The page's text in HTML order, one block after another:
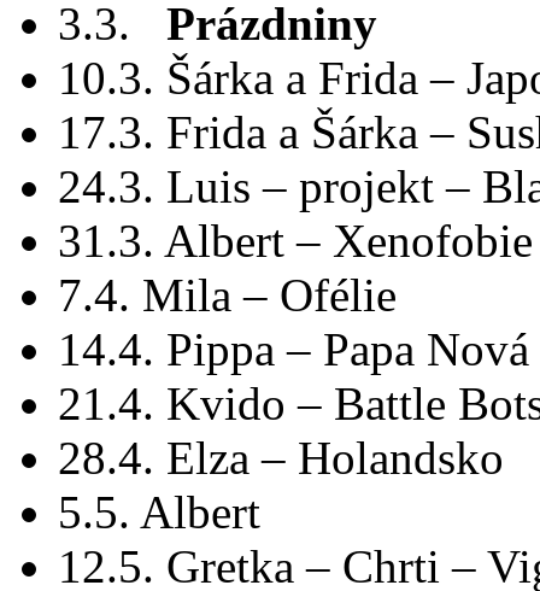
3.3. Prázdniny
10.3. Šárka a Frida –
17.3. Frida a Šárka –
24.3. Luis – projekt –
31.3. Albert – Xenofobie
7.4. Mila – Ofélie
14.4. Pippa – Papa
21.4. Kvido – Battle
28.4. Elza – Holandsko
5.5. Albert
12.5. Gretka – Chrti –